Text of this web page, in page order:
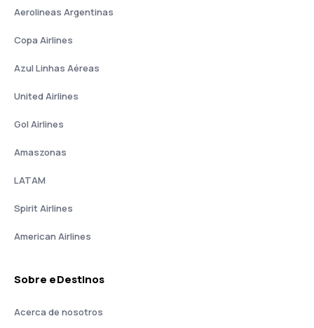
Aerolineas Argentinas
Copa Airlines
Azul Linhas Aéreas
United Airlines
Gol Airlines
Amaszonas
LATAM
Spirit Airlines
American Airlines
Sobre eDestinos
Acerca de nosotros